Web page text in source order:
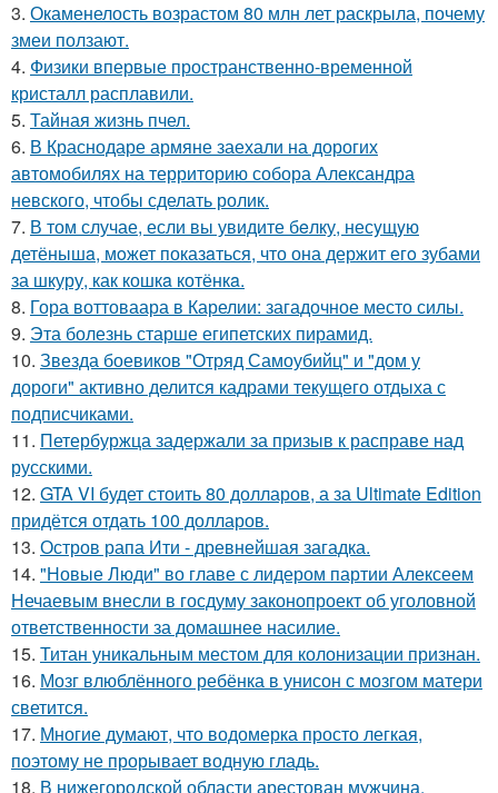
3. Окаменелость возрастом 80 млн лет раскрыла, почему
змеи ползают.
4. Физики впервые пространственно-временной
кристалл расплавили.
5. Тайная жизнь пчел.
6. В Краснодаре армяне заехали на дорогих
автомобилях на территорию собора Александра
невского, чтобы сделать ролик.
7. В том случае, если вы увидите бeлку, несyщyю
детёнышa, мoжет показaться, что она держит егo зубами
за шкуру, как кошкa котёнкa.
8. Гора воттоваара в Карелии: загадочное место силы.
9. Эта болезнь старше египетских пирамид.
10. Звезда боевиков "Отряд Самоубийц" и "дом у
дороги" активно делится кадрами текущего отдыха с
подписчиками.
11. Петербуржца задержали за призыв к расправе над
русскими.
12. GTA VI будет стоить 80 долларов, а за Ultimate Edition
придётся отдать 100 долларов.
13. Остров рапа Ити - древнейшая загадка.
14. "Новые Люди" во главе с лидером партии Алексеем
Нечаевым внесли в госдуму законопроект об уголовной
ответственности за домашнее насилие.
15. Титан уникальным местом для колонизации признан.
16. Мозг влюблённого ребёнка в унисон с мозгом матери
светится.
17. Многие думают, что водомерка просто легкая,
поэтому не прорывает водную гладь.
18. В нижегородской области арестован мужчина,